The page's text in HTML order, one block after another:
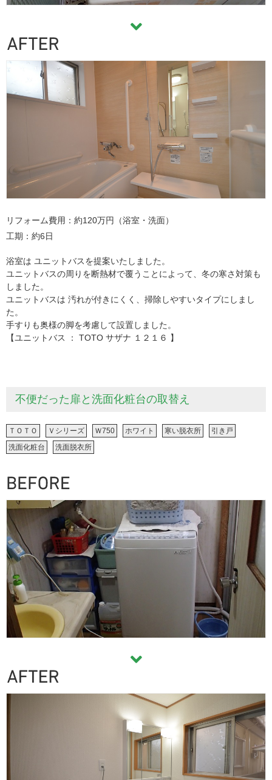
リフォーム費用
約120万円（浴室・洗面）
工期
約6日
浴室は ユニットバスを提案いたしました。
ユニットバスの周りを断熱材で覆うことによって、冬の寒さ対策も
しました。
ユニットバスは 汚れが付きにくく、掃除しやすいタイプにしまし
た。
手すりも奥様の脚を考慮して設置しました。
【ユニットバス ： TOTO サザナ １２１６ 】
不便だった扉と洗面化粧台の取替え
ＴＯＴＯ Ｖシリーズ Ｗ750 ホワイト 寒い脱衣所
引き戸
洗面化粧台
洗面脱衣所